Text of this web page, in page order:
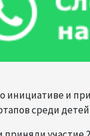
инициативе и
среди